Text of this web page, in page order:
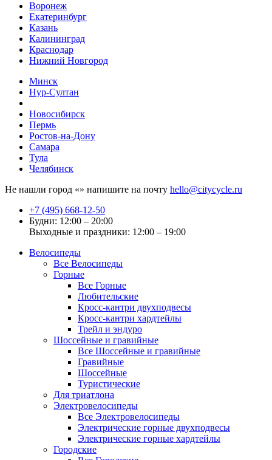
Воронеж
Екатеринбург
Казань
Калининград
Краснодар
Нижний Новгород
Минск
Нур-Султан
Новосибирск
Пермь
Ростов-на-Дону
Самара
Тула
Челябинск
Не нашли город «» напишите на почту hello@citycycle.ru
+7 (495) 668-12-50
Будни: 12:00 – 20:00
Выходные и праздники: 12:00 – 19:00
Велосипеды
Все Велосипеды
Горные
Все Горные
Любительские
Кросс-кантри двухподвесы
Кросс-кантри хардтейлы
Трейл и эндуро
Шоссейные и гравийные
Все Шоссейные и гравийные
Гравийные
Шоссейные
Туристические
Для триатлона
Электровелосипеды
Все Электровелосипеды
Электрические горные двухподвесы
Электрические горные хардтейлы
Городские